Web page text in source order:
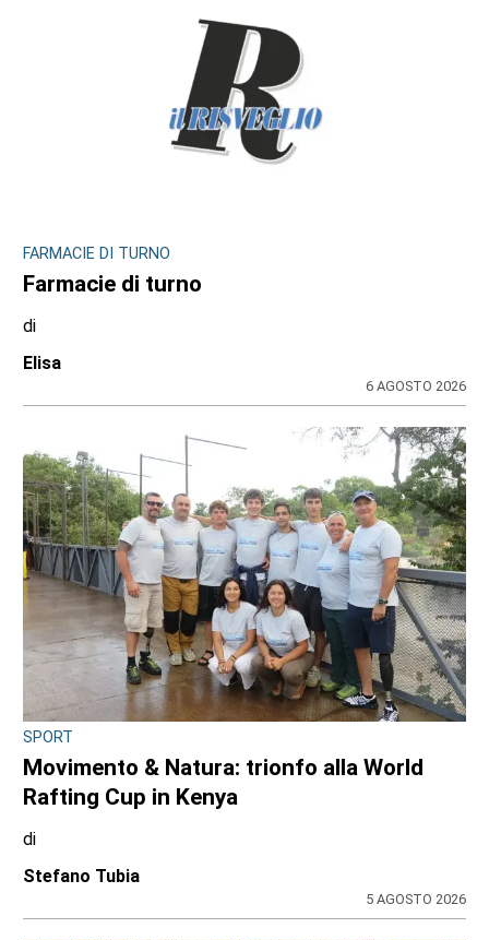
INCHIESTA E SEGNALAZIONI DAL TERRITORIO
Sulle impalcature senza casco e sotto
l’afa: a Ciriè la sicurezza finisce nel mirino
dei cittadini, il dossier
di
Antonello Micali
6 AGOSTO 2026
Addio a Gabriele Araudo, storica colonna